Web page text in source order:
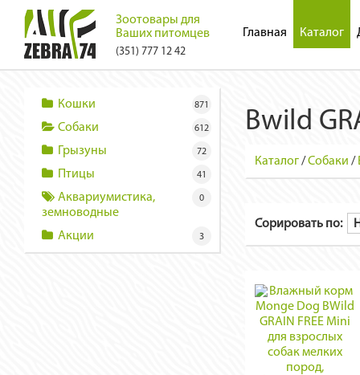
Зоотовары для
Ваших питомцев
(351) 777 12 42
Главная Каталог
Кошки 871
Собаки 612
Грызуны 72
Птицы 41
Аквариумистика,
земноводные
0
Акции 3
Bwild
Каталог/Собаки /
Сорировать по: